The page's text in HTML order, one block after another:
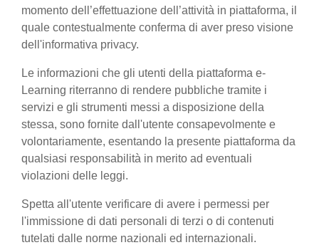
momento dell’effettuazione dell’attività in piattaforma, il
quale contestualmente conferma di aver preso visione
dell'informativa privacy.
Le informazioni che gli utenti della piattaforma e-
Learning riterranno di rendere pubbliche tramite i
servizi e gli strumenti messi a disposizione della
stessa, sono fornite dall'utente consapevolmente e
volontariamente, esentando la presente piattaforma da
qualsiasi responsabilità in merito ad eventuali
violazioni delle leggi.
Spetta all'utente verificare di avere i permessi per
l'immissione di dati personali di terzi o di contenuti
tutelati dalle norme nazionali ed internazionali.